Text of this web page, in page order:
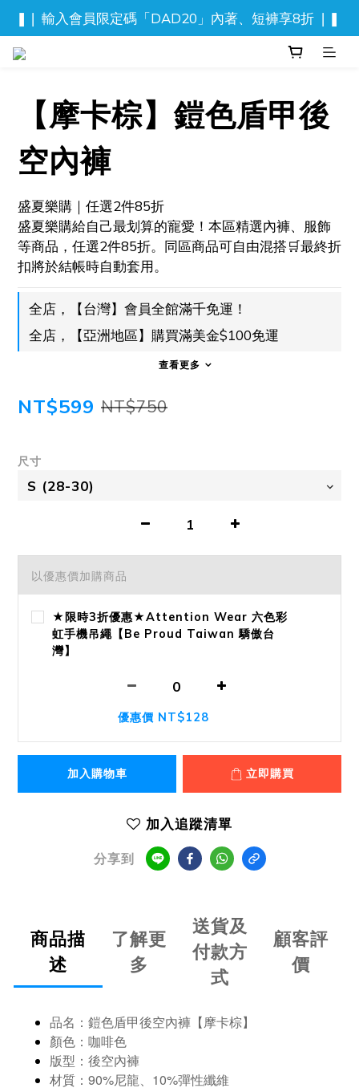
❚❘ 輸入會員限定碼「DAD20」內著、短褲享8折 ❘❚
❚❘ 輸入會員限定碼「DAD20」內著、短褲享8折 ❘❚
❚❘ 輸入會員限定碼「DAD20」內著、短褲享8折 ❘❚
【摩卡棕】鎧色盾甲後
空內褲
盛夏樂購｜任選2件85折
盛夏樂購給自己最划算的寵愛！本區精選內褲、服飾
等商品，任選2件85折。同區商品可自由混搭🛒最終折
扣將於結帳時自動套用。
全店，【台灣】會員全館滿千免運！
全店，【亞洲地區】購買滿美金$100免運
查看更多
NT$599 NT$750
尺寸
以優惠價加購商品
★限時3折優惠★Attention Wear 六色彩
虹手機吊繩【Be Proud Taiwan 驕傲台
灣】
優惠價 NT$128
加入購物車 立即購買
加入追蹤清單
分享到
商品描
述
了解更
多
送貨及
付款方
式
顧客評
價
品名： 鎧色盾甲後空內褲【摩卡棕】
顏色： 咖啡色
版型：後空內褲
材質： 90%尼龍、 10%彈性纖維